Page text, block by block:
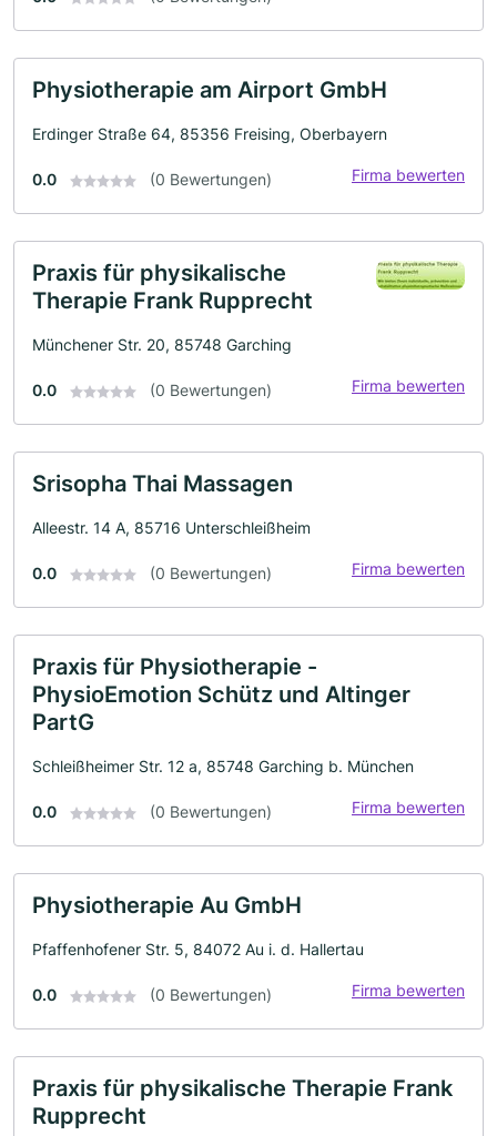
Physiotherapie am Airport GmbH
Erdinger Straße 64, 85356 Freising, Oberbayern
0.0 (0 Bewertungen) Firma bewerten
Praxis für physikalische
Therapie Frank Rupprecht
Münchener Str. 20, 85748 Garching
0.0 (0 Bewertungen) Firma bewerten
Srisopha Thai Massagen
Alleestr. 14 A, 85716 Unterschleißheim
0.0 (0 Bewertungen) Firma bewerten
Praxis für Physiotherapie -
PhysioEmotion Schütz und Altinger
PartG
Schleißheimer Str. 12 a, 85748 Garching b. München
0.0 (0 Bewertungen) Firma bewerten
Physiotherapie Au GmbH
Pfaffenhofener Str. 5, 84072 Au i. d. Hallertau
0.0 (0 Bewertungen) Firma bewerten
Praxis für physikalische Therapie Frank
Rupprecht